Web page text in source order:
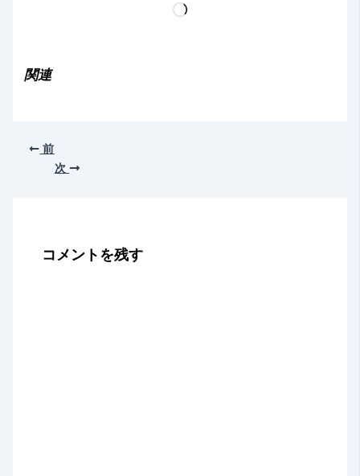
読
関連
前
次
コメントを残す